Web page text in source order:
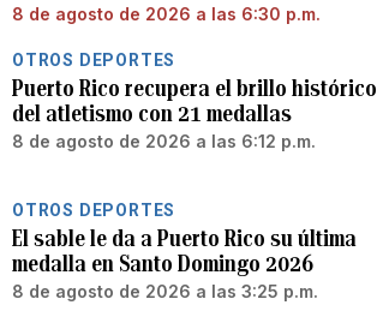
8 de agosto de 2026 a las 6:30 p.m.
OTROS DEPORTES
Puerto Rico recupera el brillo histórico
del atletismo con 21 medallas
8 de agosto de 2026 a las 6:12 p.m.
OTROS DEPORTES
El sable le da a Puerto Rico su última
medalla en Santo Domingo 2026
8 de agosto de 2026 a las 3:25 p.m.